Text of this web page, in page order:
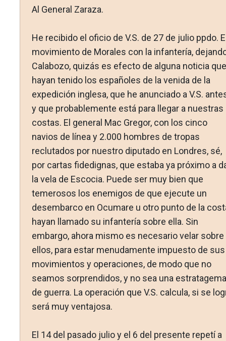
Al General Zaraza.
He recibido el oficio de V.S. de 27 de julio ppdo.
movimien­to de Morales con la infantería,
Calabozo, quizás es efecto de alguna noticia que
hayan tenido los españoles de la venida de la
expedición inglesa, que he anunciado a V.S.
y que probablemente está para llegar a nuestras
costas. El ge­neral Mac Gregor, con los cinco
navios de línea y 2.000 hom­bres de tropas
reclutados por nuestro diputado en Londres, sé,
por cartas fidedignas, que estaba ya próximo a
la vela de Escocia. Puede ser muy bien que
temerosos los enemigos de que ejecute un
desembarco en Ocumare u otro punto de la
hayan llamado su infantería sobre ella. Sin
embargo, ahora mismo es necesario velar sobre
ellos, para estar menuda­mente impuesto de sus
movimientos y operaciones, de modo que no
seamos sorprendidos, y no sea una estratagema
de guerra. La operación que V.S. calcula, si se
será muy ventajosa.
El 14 del pasado julio y el 6 del presente repetí a